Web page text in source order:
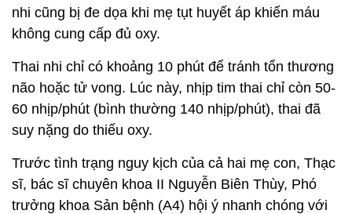
nhi cũng bị đe dọa khi mẹ tụt huyết áp khiến máu
không cung cấp đủ oxy.
Thai nhi chỉ có khoảng 10 phút để tránh tổn thương
não hoặc tử vong. Lúc này, nhịp tim thai chỉ còn 50-
60 nhịp/phút (bình thường 140 nhịp/phút), thai đã
suy nặng do thiếu oxy.
Trước tình trạng nguy kịch của cả hai mẹ con, Thạc
sĩ, bác sĩ chuyên khoa II Nguyễn Biên Thùy, Phó
trưởng khoa Sản bệnh (A4) hội ý nhanh chóng với